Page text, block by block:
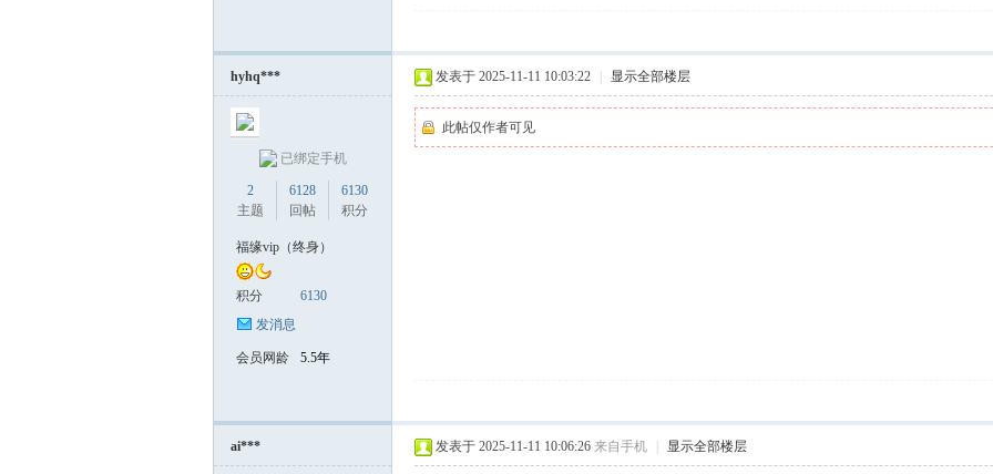
hyhq***
已绑定手机
2
主题
6128
回帖
6130
积分
福缘vip（终身）
积分
6130
发消息
会员网龄 5.5年
发表于 2025-11-11 10:03:22 显示全部楼层
此帖仅作者可见
ai*** 发表于 2025-11-11 10:06:26 来自手机 显示全部楼层